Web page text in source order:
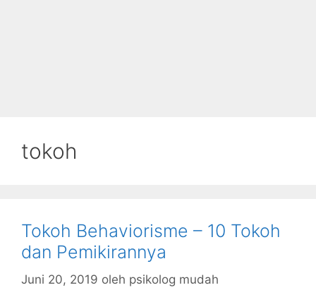
tokoh
Tokoh Behaviorisme – 10 Tokoh
dan Pemikirannya
Juni 20, 2019 oleh psikolog mudah